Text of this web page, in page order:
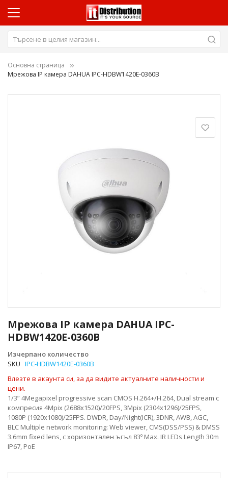
Основна страница
Мрежова IP камера DAHUA IPC-HDBW1420E-0360B
Мрежова IP камера DAHUA IPC-
HDBW1420E-0360B
Изчерпано количество
SKU IPC-HDBW1420E-0360B
Влезте в акаунта си, за да видите актуалните наличности и
цени.
1/3” 4Megapixel progressive scan CMOS H.264+/H.264, Dual stream с
компресия 4Mpix (2688x1520)/20FPS, 3Mpix (2304x1296)/25FPS,
1080P (1920x1080)/25FPS. DWDR, Day/Night(ICR), 3DNR, AWB, AGC,
BLC Multiple network monitoring: Web viewer, CMS(DSS/PSS) & DMSS
3.6mm fixed lens, с хоризонтален ъгъл 83º Max. IR LEDs Length 30m
IP67, PoE
към
началото
на
галерия
със